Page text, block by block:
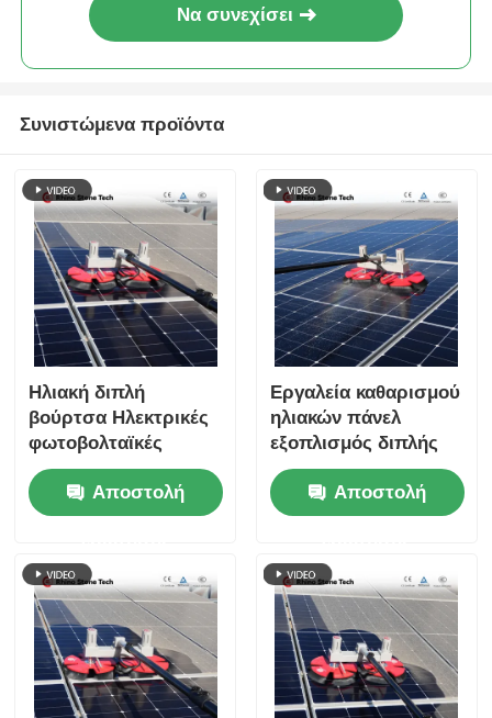
Να συνεχίσει
Συνιστώμενα προϊόντα
Ηλιακή διπλή
βούρτσα Ηλεκτρικές
φωτοβολταϊκές
μονάδες καθαρισμός
ρομπότ Βούρτσα με
εργαλεία συστήματος
πάνελ
Αποστολή
Εργαλεία καθαρισμού
ηλιακών πάνελ
εξοπλισμός διπλής
κεφαλής ηλιακό
πάνελ καθαρισμού
περιστρεφόμενη
Αποστολή